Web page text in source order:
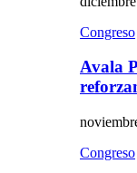
Congreso
Avala
Congreso